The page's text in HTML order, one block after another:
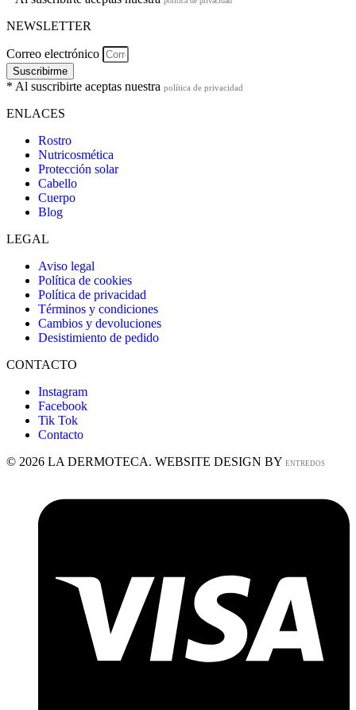
NEWSLETTER
Correo electrónico
Suscribirme
* Al suscribirte aceptas nuestra política de privacidad
ENLACES
Rostro
Nutricosmética
Protección solar
Cabello
Cuerpo
Blog
LEGAL
Aviso legal
Política de cookies
Política de privacidad
Términos y condiciones
Cambios y devoluciones
Desistimiento de pedido
CONTACTO
Instagram
Facebook
Tik Tok
Contacto
© 2026 LA DERMOTECA. WEBSITE DESIGN BY ENTREDOS